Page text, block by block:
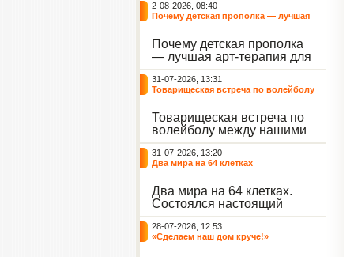
2-08-2026, 08:40
Почему детская прополка — лучшая
Почему детская прополка
— лучшая арт-терапия для
воспитателя?
31-07-2026, 13:31
Товарищеская встреча по волейболу
Товарищеская встреча по
волейболу между нашими
воспитанниками и
сельскими ребятами.
31-07-2026, 13:20
Два мира на 64 клетках
Два мира на 64 клетках.
Состоялся настоящий
интеллектуальный
праздник — турнир по
шахматам и шашкам.
28-07-2026, 12:53
«Сделаем наш дом круче!»